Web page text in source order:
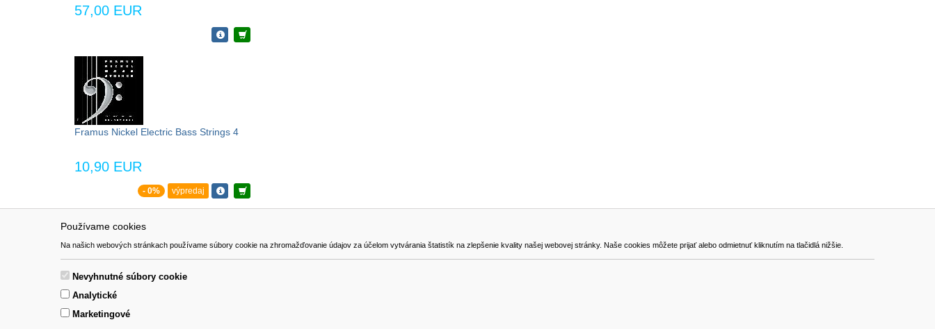
Používame cookies
Na našich webových stránkach používame súbory cookie na zhromažďovanie údajov za účelom vytvárania štatistík na zlepšenie kvality našej webovej stránky. Naše cookies môžete prijať alebo odmietnuť kliknutím na tlačidlá nižšie.
Nevyhnutné súbory cookie
Analytické
Marketingové
57,00 EUR
Framus Nickel Electric Bass Strings 4
10,90 EUR
- 0% výpredaj
Pomoc
Kontakt